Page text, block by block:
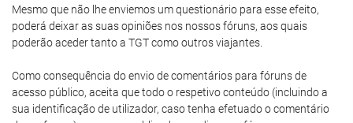
Mesmo que não lhe enviemos um questionário para esse efeito,
poderá deixar as suas opiniões nos nossos fóruns, aos quais
poderão aceder tanto a TGT como outros viajantes.
Como consequência do envio de comentários para fóruns de
acesso público, aceita que todo o respetivo conteúdo (incluindo a
sua identificação de utilizador, caso tenha efetuado o comentário